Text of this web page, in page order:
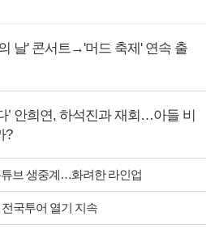
날' 콘서트→'머드 축제' 연속 출
’ 안희연, 하석진과 재회…아들 비
?
튜브 생중계…화려한 라인업
국투어 열기 지속